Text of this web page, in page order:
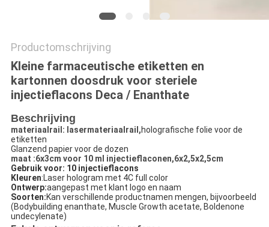
Productomschrijving
Kleine farmaceutische etiketten en
kartonnen doosdruk voor steriele
injectieflacons Deca / Enanthate
Beschrijving
materiaalrail: lasermateriaalrail,holografische folie voor de
etiketten
Glanzend papier voor de dozen
maat :6x3cm voor 10 ml injectieflaconen,6x2,5x2,5cm
Gebruik voor: 10 injectieflacons
Kleuren:Laser hologram met 4C full color
Ontwerp:aangepast met klant logo en naam
Soorten:Kan verschillende productnamen mengen, bijvoorbeeld
(Bodybuilding enanthate, Muscle Growth acetate, Boldenone
undecylenate)